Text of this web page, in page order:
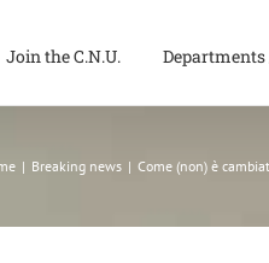
Join the C.N.U. Departments
| Breaking news | Come (non) è